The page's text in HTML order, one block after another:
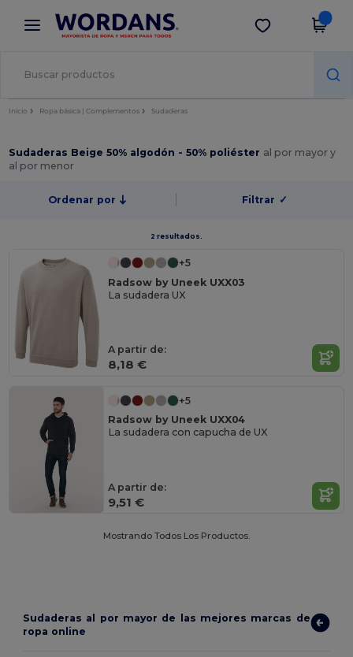
× App de Wordans
¡Mejores precios en app!
Descargar app
Inicio Ropa básica | Complementos Sudaderas
Sudaderas Beige 50% algodón - 50% poliéster al por mayor y
al por menor
Ordenar por Filtrar ✓
2 resultados.
+5
Radsow by Uneek UXX03
La sudadera UX
A partir de:
8,18 €
+5
Radsow by Uneek UXX04
La sudadera con capucha de UX
A partir de:
9,51 €
Mostrando Todos Los Productos.
Sudaderas al por mayor de las mejores marcas de
ropa online